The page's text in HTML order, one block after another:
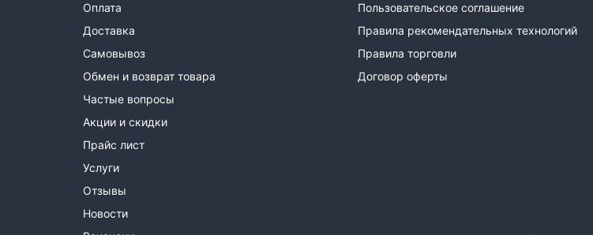
Оплата
Доставка
Самовывоз
Обмен и возврат товара
Частые вопросы
Акции и скидки
Прайс лист
Услуги
Отзывы
Новости
Пользовательское соглашение
Правила рекомендательных технологий
Правила торговли
Договор оферты